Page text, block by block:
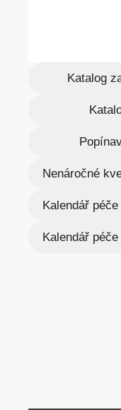
Katalog
Nenáročné
Kalendář
Kalendář